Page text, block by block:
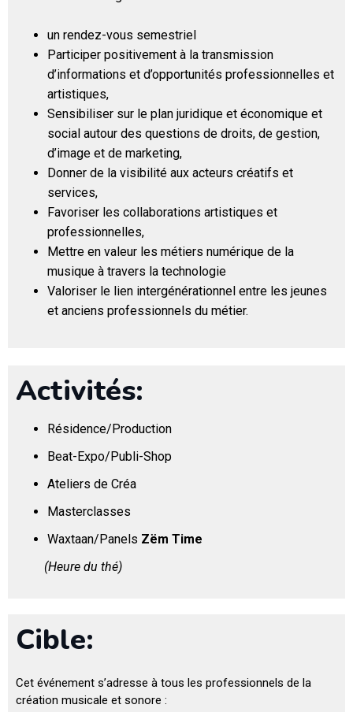
un rendez-vous semestriel
Participer positivement à la transmission
d’informations et d’opportunités professionnelles et
artistiques,
Sensibiliser sur le plan juridique et économique et
social autour des questions de droits, de gestion,
d’image et de marketing,
Donner de la visibilité aux acteurs créatifs et
services,
Favoriser les collaborations artistiques et
professionnelles,
Mettre en valeur les métiers numérique de la
musique à travers la technologie
Valoriser le lien intergénérationnel entre les jeunes
et anciens professionnels du métier.
Activités:
Résidence/Production
Beat-Expo/Publi-Shop
Ateliers de Créa
Masterclasses
Waxtaan/Panels Zëm Time
(Heure du thé)
Cible:
Cet événement s’adresse à tous les professionnels de la
création musicale et sonore :